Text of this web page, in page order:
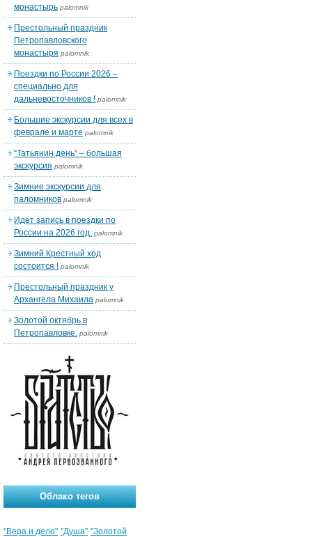
монастырь palomnik
Престольный праздник
Петропавловского
монастыря palomnik
Поездки по России 2026 –
специально для
дальневосточников ! palomnik
Большие экскурсии для всех в
феврале и марте palomnik
“Татьянин день” – большая
экскурсия palomnik
Зимние экскурсии для
паломников palomnik
Идет запись в поездки по
России на 2026 год. palomnik
Зимний Крестный ход
состоится ! palomnik
Престольный праздник у
Архангела Михаила palomnik
Золотой октябрь в
Петропавловке. palomnik
Облако тегов
"Вера и дело" "Душа" "Золотой